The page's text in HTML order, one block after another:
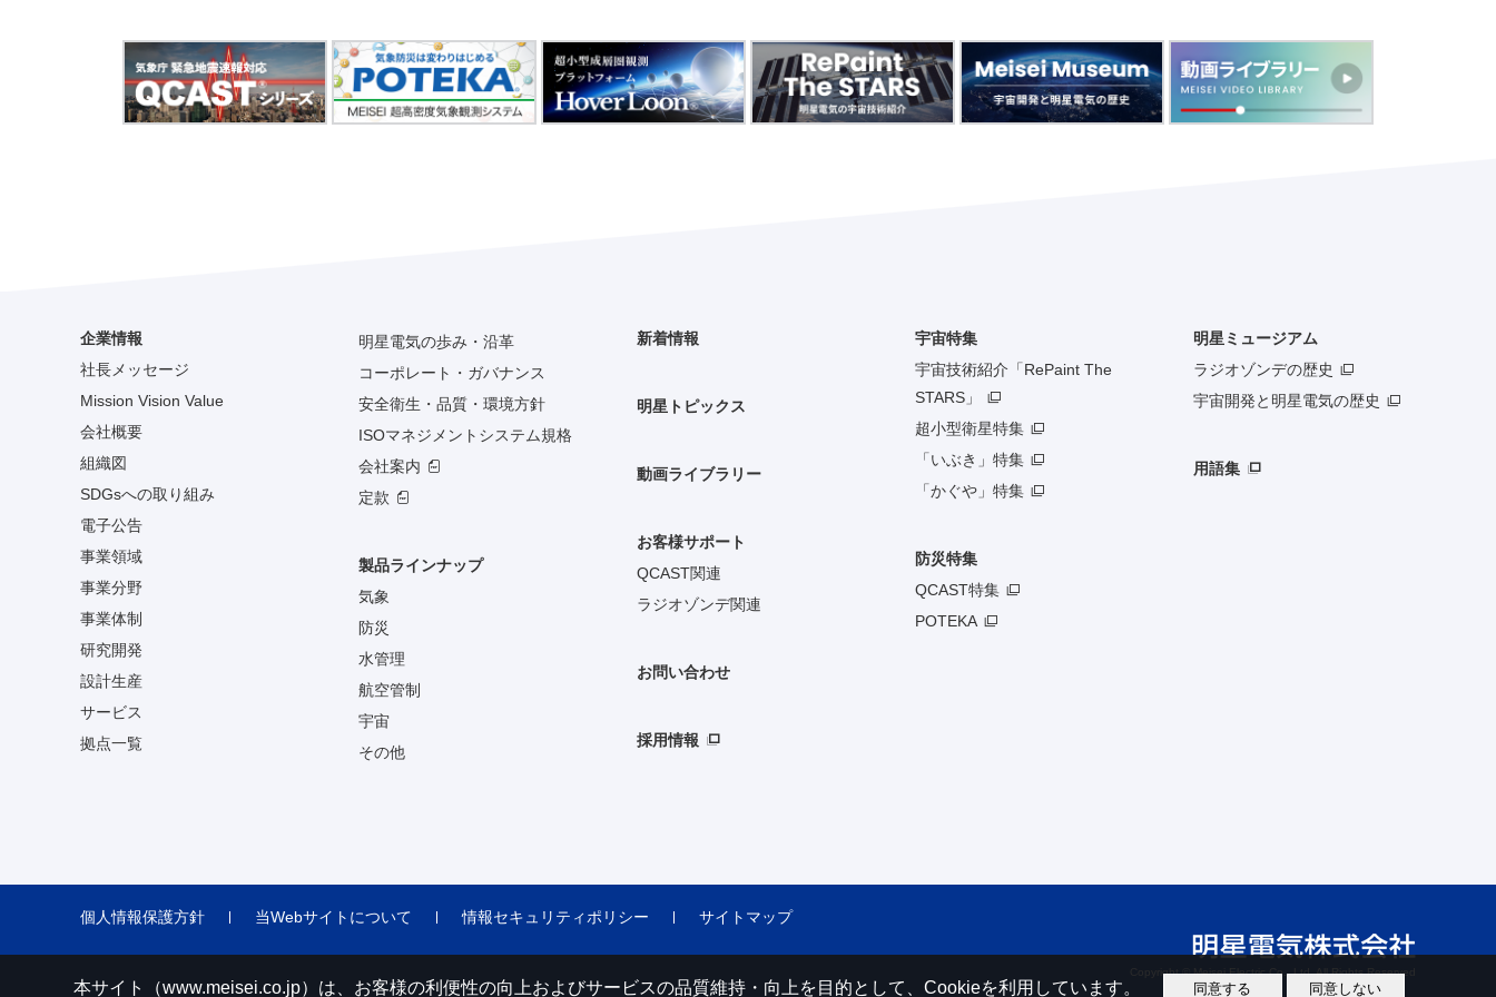
企業情報
社長メッセージ
Mission Vision Value
会社概要
組織図
SDGsへの取り組み
電子公告
事業領域
事業分野
事業体制
研究開発
設計生産
サービス
拠点一覧
明星電気の歩み・沿革
コーポレート・ガバナンス
安全衛生・品質・環境方針
ISOマネジメントシステム規格
会社案内
定款
製品ラインナップ
気象
防災
水管理
航空管制
宇宙
その他
新着情報
明星トピックス
動画ライブラリー
お客様サポート
QCAST関連
ラジオゾンデ関連
お問い合わせ
採用情報
宇宙特集
宇宙技術紹介「RePaint The
STARS」
超小型衛星特集
「いぶき」特集
「かぐや」特集
防災特集
QCAST特集
POTEKA
明星ミュージアム
ラジオゾンデの歴史
宇宙開発と明星電気の歴史
用語集
個人情報保護方針 当Webサイトについて 情報セキュリティポリシー サイトマップ
Copyright © Meisei Electric Co., Ltd. All Rights Reserved
本サイト（www.meisei.co.jp）は、お客様の利便性の向上およびサービスの品質維持・向上を目的として、Cookieを利用しています。 同意する 同意しない